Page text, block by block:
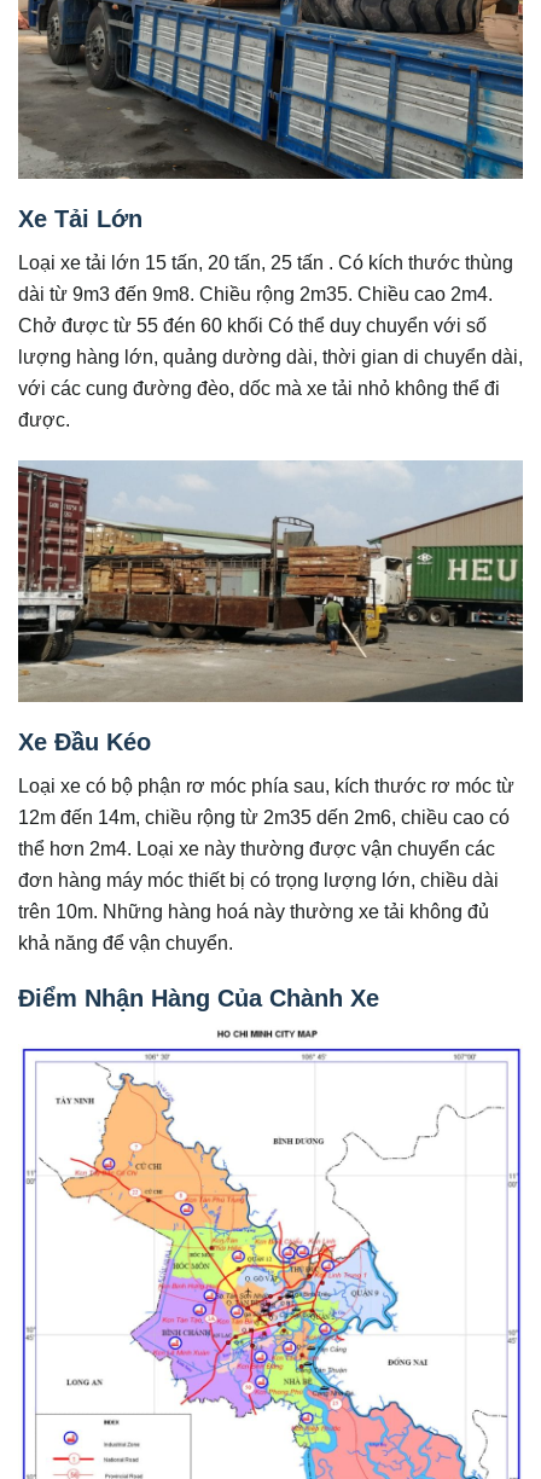
Xe Tải Lớn
Loại xe tải lớn 15 tấn, 20 tấn, 25 tấn . Có kích thước thùng
dài từ 9m3 đến 9m8. Chiều rộng 2m35. Chiều cao 2m4.
Chở được từ 55 đén 60 khối Có thể duy chuyển với số
lượng hàng lớn, quảng dường dài, thời gian di chuyển dài,
với các cung đường đèo, dốc mà xe tải nhỏ không thể đi
được.
Xe Đầu Kéo
Loại xe có bộ phận rơ móc phía sau, kích thước rơ móc từ
12m đến 14m, chiều rộng từ 2m35 dến 2m6, chiều cao có
thể hơn 2m4. Loại xe này thường được vận chuyển các
đơn hàng máy móc thiết bị có trọng lượng lớn, chiều dài
trên 10m. Những hàng hoá này thường xe tải không đủ
khả năng để vận chuyển.
Điểm Nhận Hàng Của Chành Xe